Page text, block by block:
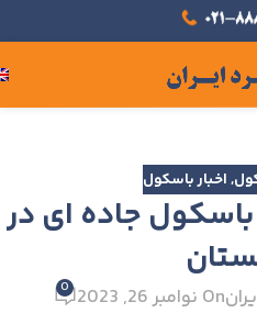
,اخبار باسکول
جاده ای در
On نوامبر 26, 2023 0